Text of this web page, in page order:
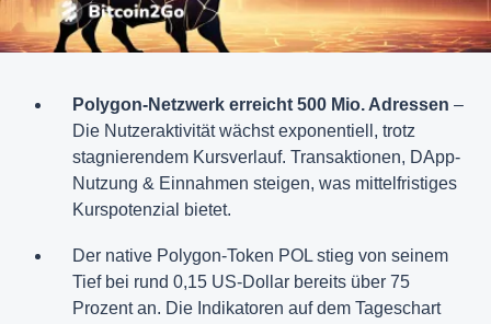
Polygon-Netzwerk erreicht 500 Mio. Adressen –
Die Nutzeraktivität wächst exponentiell, trotz
stagnierendem Kursverlauf. Transaktionen, DApp-
Nutzung & Einnahmen steigen, was mittelfristiges
Kurspotenzial bietet.
Der native Polygon-Token POL stieg von seinem
Tief bei rund 0,15 US-Dollar bereits über 75
Prozent an. Die Indikatoren auf dem Tageschart